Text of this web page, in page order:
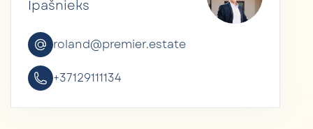
Īpašnieks
roland@premier.estate
+37129111134